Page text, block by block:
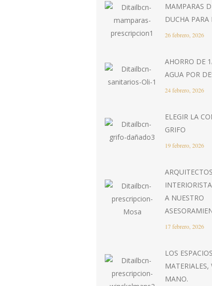
MAMPARAS
DUCHA PARA
26 febrero, 2026
AHORRO DE
AGUA POR
24 febrero, 2026
ELEGIR LA
GRIFO
19 febrero, 2026
A NUESTRO
17 febrero, 2026
LOS
MANO.